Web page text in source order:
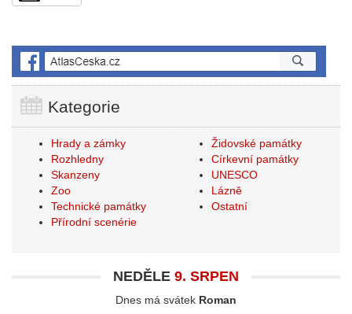
Kategorie
Hrady a zámky
Rozhledny
Skanzeny
Zoo
Technické památky
Přírodní scenérie
Židovské památky
Církevní památky
UNESCO
Lázně
Ostatní
NEDĚLE 9. SRPEN
Dnes má svátek Roman